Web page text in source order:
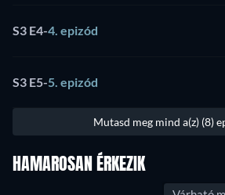
S3 E4-4. epizód
S3 E5-5. epizód
Mutasd meg mind a(z) (8)
HAMAROSAN ÉRKEZIK